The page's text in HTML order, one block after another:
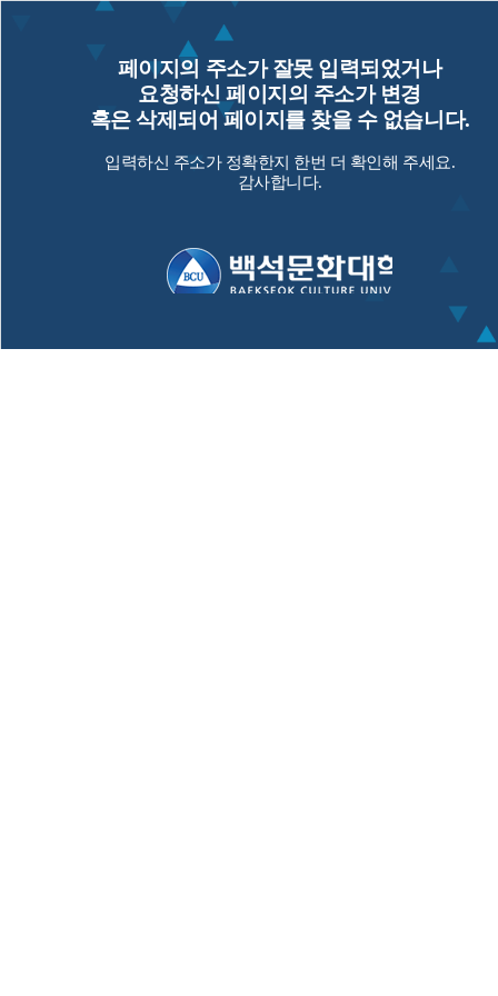
페이지의 주소가 잘못 입력되었거나
요청하신 페이지의 주소가 변경
혹은 삭제되어 페이지를 찾을 수 없습니다.
입력하신 주소가 정확한지 한번 더 확인해 주세요.
감사합니다.